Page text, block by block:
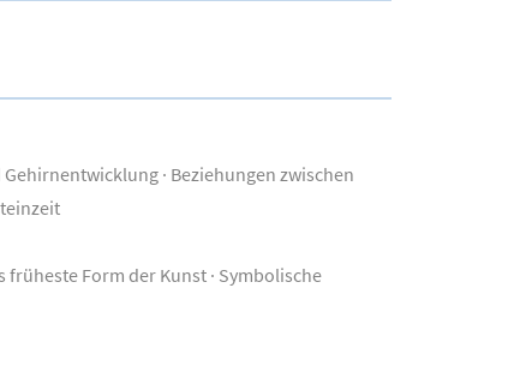
· Beziehungen zwischen
früheste Form der Kunst · Symbolische